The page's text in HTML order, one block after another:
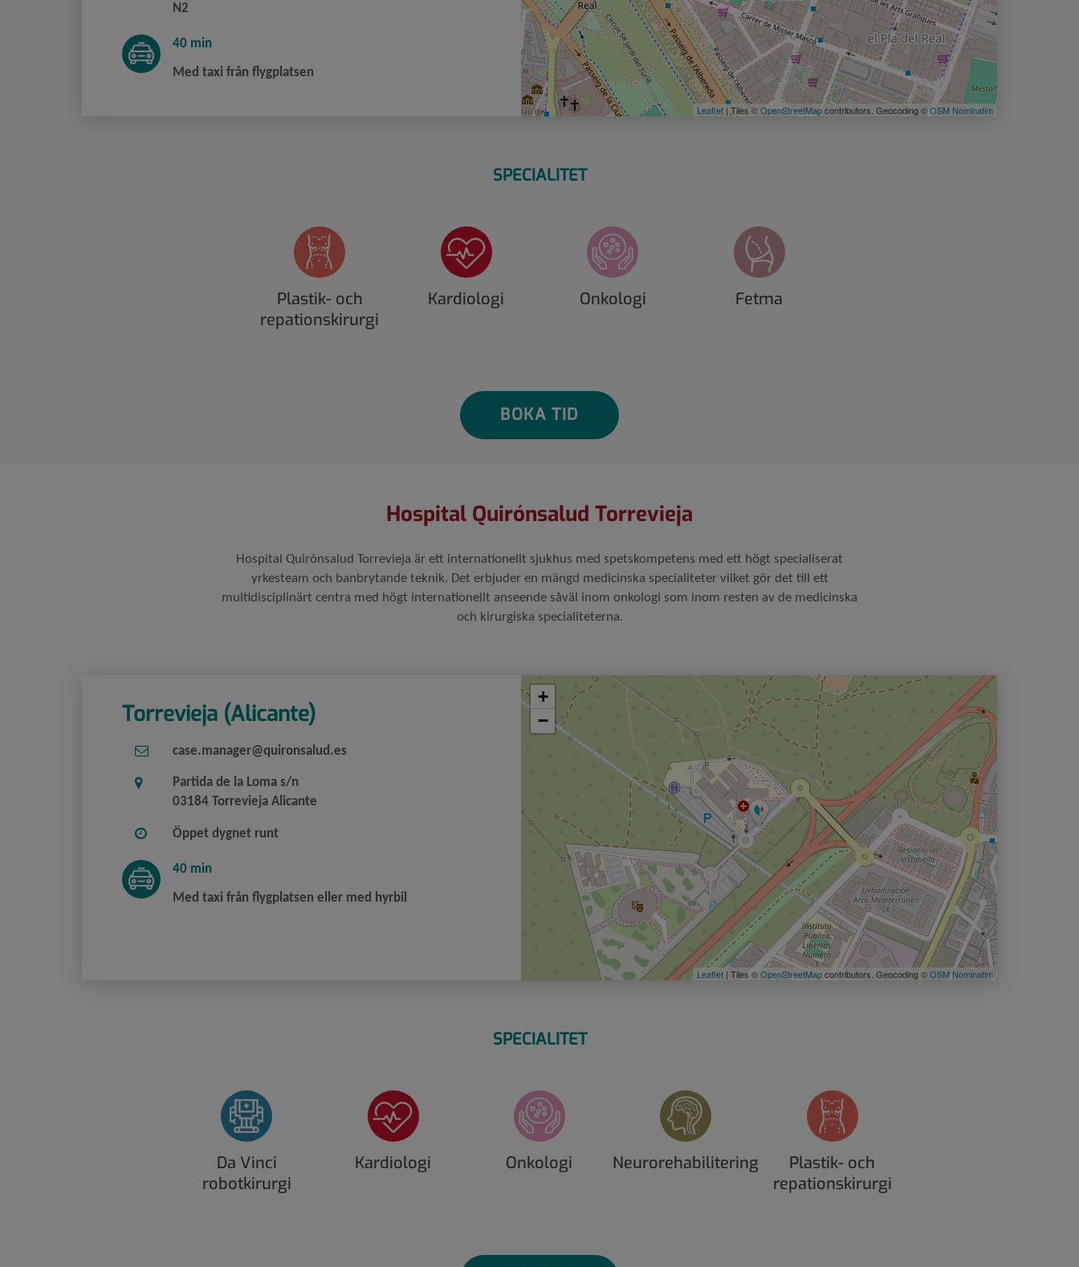
N2
40 min
Med taxi från flygplatsen
Leaflet| Tiles ©OpenStreetMapcontributors. Geocoding ©OSM Nominatim
SPECIALITET
Plastik- och
repationskirurgi
Kardiologi Onkologi Fetma
BOKA TID
Hospital Quirónsalud Torrevieja
Hospital Quirónsalud Torrevieja är ett internationellt sjukhus med spetskompetens med ett högt specialiserat
yrkesteam och banbrytande teknik. Det erbjuder en mängd medicinska specialiteter vilket gör det till ett
multidisciplinärt centra med högt internationellt anseende såväl inom onkologi som inom resten av de medicinska
och kirurgiska specialiteterna.
Torrevieja (Alicante)
case.manager@quironsalud.es
Partida de la Loma s/n
03184 Torrevieja Alicante
Öppet dygnet runt
40 min
Med taxi från flygplatsen eller med hyrbil
Saltar
mapa
+
−
Leaflet | Tiles ©OpenStreetMapcontributors. Geocoding ©OSM Nominatim
SPECIALITET
Da Vinci
robotkirurgi
Kardiologi Onkologi Neurorehabilitering
Plastik- och
repationskirurgi